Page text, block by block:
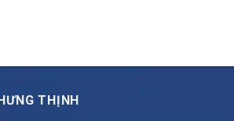
THỊNH